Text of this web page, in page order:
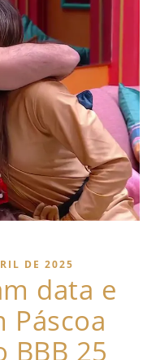
DE 2025
data e
Páscoa
BBB 25